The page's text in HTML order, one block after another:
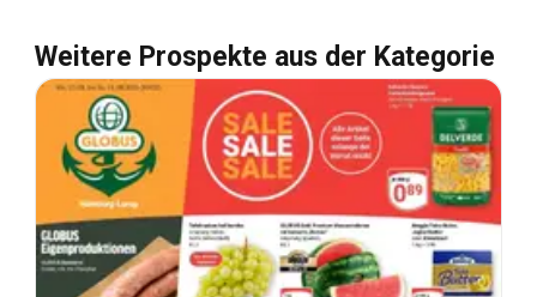
Weitere Prospekte aus der Kategorie